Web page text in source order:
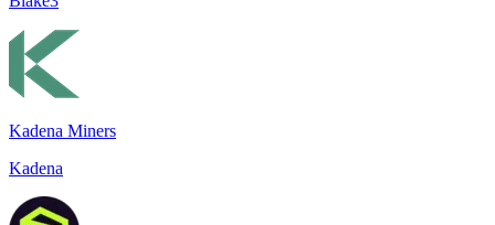
Kadena Miners
Kadena